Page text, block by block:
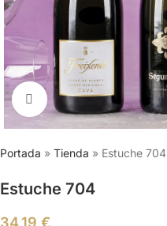
Clic para ampliar
Portada » Tienda » Estuche 704
Estuche 704
34,19 €